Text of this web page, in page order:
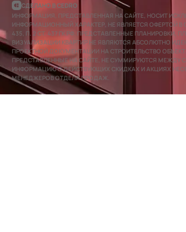
СДЕЛАНО В CEDRO
ИНФОРМАЦИЯ, ПРЕДСТАВЛЕННАЯ НА САЙТЕ, НОСИТ
ИНФОРМАЦИОННЫЙ ХАРАКТЕР, НЕ ЯВЛЯЕТСЯ ОФЕРТОЙ В
435, П. 2 СТ. 437 ГК РФ. ПРЕДСТАВЛЕННЫЕ ПЛАНИРОВКИ,
ВИЗУАЛИЗАЦИИ КВАРТИР НЕ ЯВЛЯЮТСЯ АБСОЛЮТНО
ПРОЕКТНОЙ ДОКУМЕНТАЦИИ НА СТРОИТЕЛЬСТВО
ПРЕДСТАВЛЕННЫЕ НА САЙТЕ, НЕ СУММИРУЮТСЯ МЕЖДУ
ИНФОРМАЦИЮ О ДЕЙСТВУЮЩИХ СКИДКАХ И АКЦИЯХ
МЕНЕДЖЕРОВ ОТДЕЛА ПРОДАЖ.